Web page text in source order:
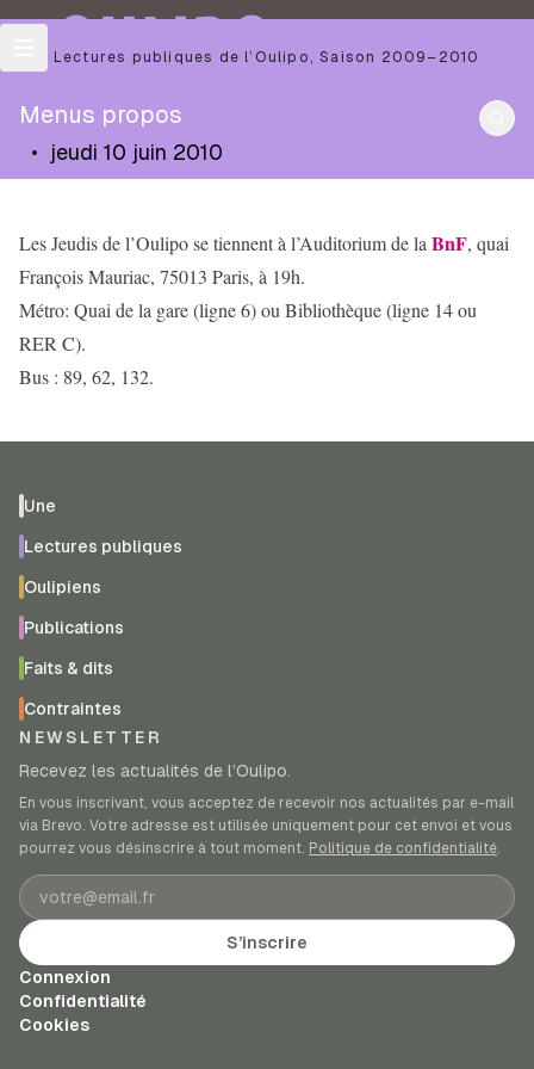
OULIPO
Les Lectures publiques de l’Oulipo ,Saison 2009–2010
Menus propos
• jeudi 10 juin 2010
Les Jeudis de l’Oulipo se tiennent à l’Auditorium de la BnF, quai
François Mauriac, 75013 Paris, à 19h.
Métro: Quai de la gare (ligne 6) ou Bibliothèque (ligne 14 ou
RER C).
Bus : 89, 62, 132.
Une
Lectures publiques
Oulipiens
Publications
Faits & dits
Contraintes
NEWSLETTER
Recevez les actualités de l’Oulipo.
En vous inscrivant, vous acceptez de recevoir nos actualités par e-mail
via Brevo. Votre adresse est utilisée uniquement pour cet envoi et vous
pourrez vous désinscrire à tout moment. Politique de confidentialité.
Adresse e-mail
S’inscrire
Connexion
Confidentialité
Cookies